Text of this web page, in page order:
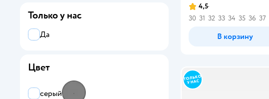
4,5
30 31 32 33 34 35 36 37
В корзину
Только у нас
Да
Цвет
серый